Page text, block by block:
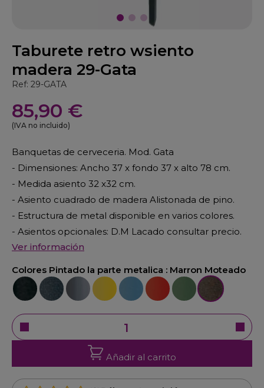
Taburete retro wsiento
madera 29-Gata
Ref: 29-GATA
85,90 €
(IVA no incluido)
Banquetas de cerveceria. Mod. Gata
- Dimensiones: Ancho 37 x fondo 37 x alto 78 cm.
- Medida asiento 32 x32 cm.
- Asiento cuadrado de madera Alistonada de pino.
- Estructura de metal disponible en varios colores.
- Asientos opcionales: D.M Lacado consultar precio.
Ver información
Colores Pintado la parte metalica : Marron Moteado
NegroAntracitaExposi-Cromo
AmarilloAzul claro
Rojo Verde oliva
Marron
Añadir al carrito